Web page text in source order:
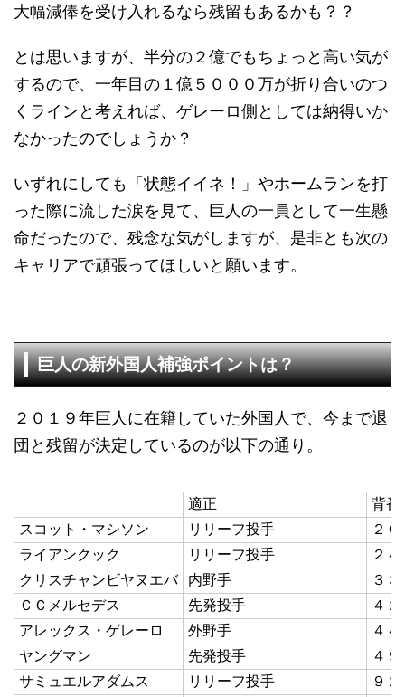
大幅減俸を受け入れるなら残留もあるかも？？
とは思いますが、半分の２億でもちょっと高い気が
するので、一年目の１億５０００万が折り合いのつ
くラインと考えれば、ゲレーロ側としては納得いか
なかったのでしょうか？
いずれにしても「状態イイネ！」やホームランを打
った際に流した涙を見て、巨人の一員として一生懸
命だったので、残念な気がしますが、是非とも次の
キャリアで頑張ってほしいと願います。
巨人の新外国人補強ポイントは？
２０１９年巨人に在籍していた外国人で、今まで退
団と残留が決定しているのが以下の通り。
適正
背番
スコット・マシソン
リリーフ投手
２０
ライアンクック
リリーフ投手
２４
クリスチャンビヤヌエバ
内野手
３３
ＣＣメルセデス
先発投手
４２
アレックス・ゲレーロ
外野手
４４
ヤングマン
先発投手
４９
サミュエルアダムス
リリーフ投手 ９２